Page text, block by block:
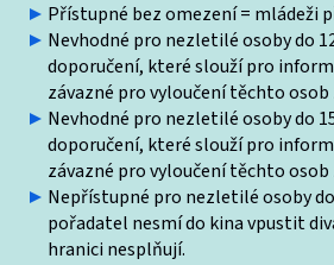
Přístupné bez omezení = mládeži
Nevhodné pro nezletilé osoby do
doporučení, které slouží pro
závazné pro vyloučení těchto
Nevhodné pro nezletilé osoby do
doporučení, které slouží pro
závazné pro vyloučení těchto
Nepřístupné pro nezletilé osoby
pořadatel nesmí do kina vpustit
hranici nesplňují.